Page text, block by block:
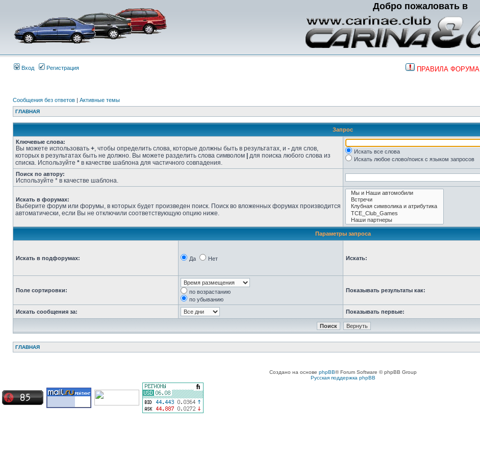
Добро пожаловать в
Вход Регистрация ПРАВИЛА ФОРУМА
Сообщения без ответов | Активные темы
ГЛАВНАЯ
Запрос
Ключевые слова:
Вы можете использовать +, чтобы определить слова, которые должны быть в результатах, и - для слов,
которых в результатах быть не должно. Вы можете разделить слова символом
для поиска любого слова из
списка. Используйте * в качестве шаблона для частичного совпадения.
Искать все слова
Искать любое слово/поиск с языком запросов
Поиск по автору:
Используйте * в качестве шаблона.
Искать в форумах:
Выберите форум или форумы, в которых будет произведен поиск. Поиск во вложенных форумах производится
автоматически, если Вы не отключили соответствующую опцию ниже.
Параметры запроса
Искать в подфорумах: Да Нет Искать:
Поле сортировки:
по возрастанию
по убыванию
Показывать результаты как:
Искать сообщения за: Показывать первые:
ГЛАВНАЯ
Создано на основе phpBB® Forum Software © phpBB Group
Русская поддержка phpBB